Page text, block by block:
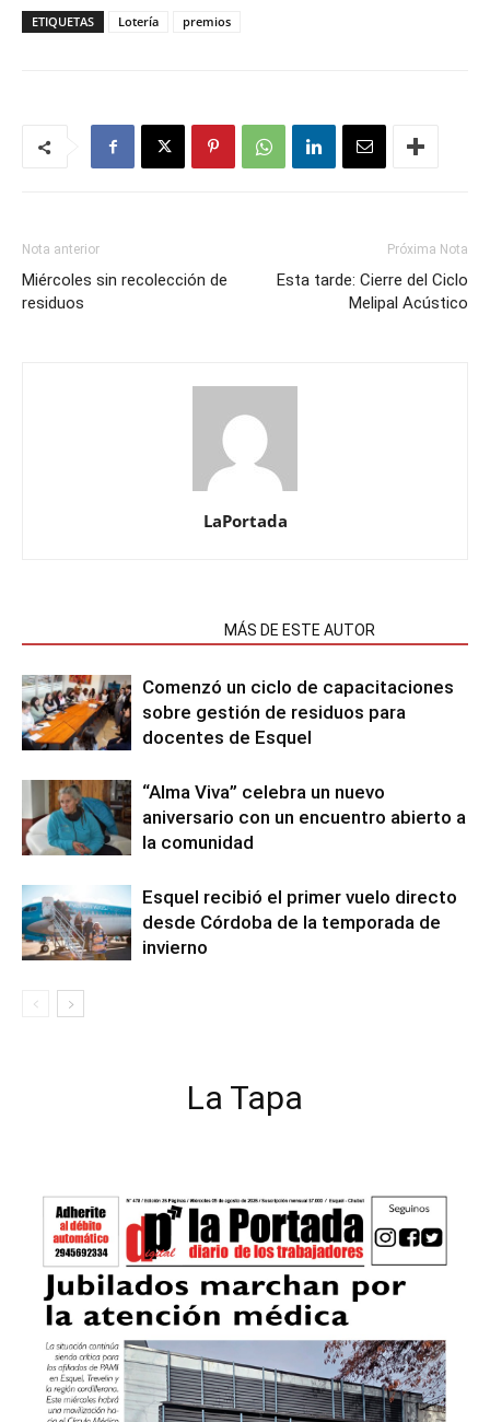
ETIQUETAS Lotería premios
Nota anterior
Miércoles sin recolección de
residuos
Próxima Nota
Esta tarde: Cierre del Ciclo
Melipal Acústico
LaPortada
MÁS DE ESTE AUTOR
Comenzó un ciclo de capacitaciones
sobre gestión de residuos para
docentes de Esquel
“Alma Viva” celebra un nuevo
aniversario con un encuentro abierto a
la comunidad
Esquel recibió el primer vuelo directo
desde Córdoba de la temporada de
invierno
La Tapa